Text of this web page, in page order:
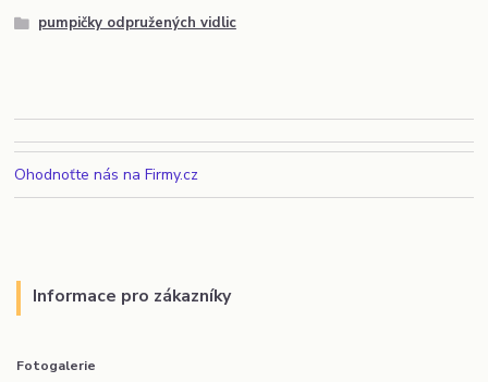
pumpičky odpružených vidlic
Ohodnoťte nás na Firmy.cz
Informace pro zákazníky
Fotogalerie